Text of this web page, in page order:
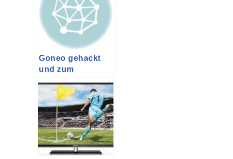
Goneo gehackt
und zum
Spammen benutzt